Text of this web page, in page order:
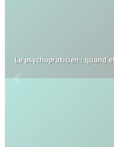
Le psychopraticien : quand